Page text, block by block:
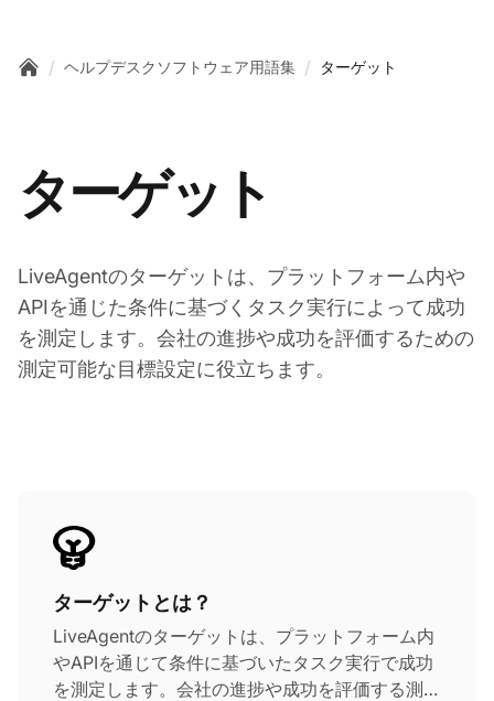
/ ヘルプデスクソフトウェア用語集 / ターゲット
ターゲット
LiveAgentのターゲットは、プラットフォーム内や
APIを通じた条件に基づくタスク実行によって成功
を測定します。会社の進捗や成功を評価するための
測定可能な目標設定に役立ちます。
ターゲットとは？
LiveAgentのターゲットは、プラットフォーム内
やAPIを通じて条件に基づいたタスク実行で成功
を測定します。会社の進捗や成功を評価する測定